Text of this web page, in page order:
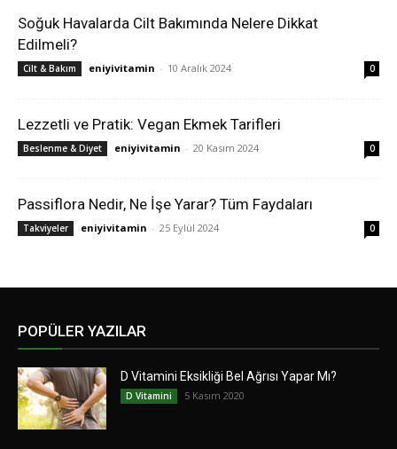
Soğuk Havalarda Cilt Bakımında Nelere Dikkat
Edilmeli?
Cilt & Bakım eniyivitamin - 10 Aralık 2024 0
Lezzetli ve Pratik: Vegan Ekmek Tarifleri
Beslenme & Diyet eniyivitamin - 20 Kasım 2024 0
Passiflora Nedir, Ne İşe Yarar? Tüm Faydaları
Takviyeler eniyivitamin - 25 Eylül 2024 0
POPÜLER YAZILAR
D Vitamini Eksikliği Bel Ağrısı Yapar Mı?
D Vitamini 5 Kasım 2020